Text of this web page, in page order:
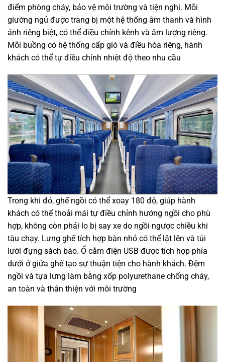
điểm phòng cháy, bảo vệ môi trường và tiện nghi. Mỗi
giường ngủ được trang bị một hệ thống âm thanh và hình
ảnh riêng biệt, có thể điều chỉnh kênh và âm lượng riêng.
Mỗi buồng có hệ thống cấp gió và điều hòa riêng, hành
khách có thể tự điều chỉnh nhiệt độ theo nhu cầu
Trong khi đó, ghế ngồi có thể xoay 180 độ, giúp hành
khách có thể thoải mái tự điều chỉnh hướng ngồi cho phù
hợp, không còn phải lo bị say xe do ngồi ngược chiều khi
tàu chạy. Lưng ghế tích hợp bàn nhỏ có thể lật lên và túi
lưới đựng sách báo. Ổ cắm điện USB được tích hợp phía
dưới ở giữa ghế tạo sự thuận tiện cho hành khách. Đệm
ngồi và tựa lưng làm bằng xốp polyurethane chống cháy,
an toàn và thân thiện với môi trường